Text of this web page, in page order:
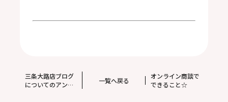
三条大路店ブログ
についてのアンケ
一覧へ戻る
オンライン商談で
できること☆